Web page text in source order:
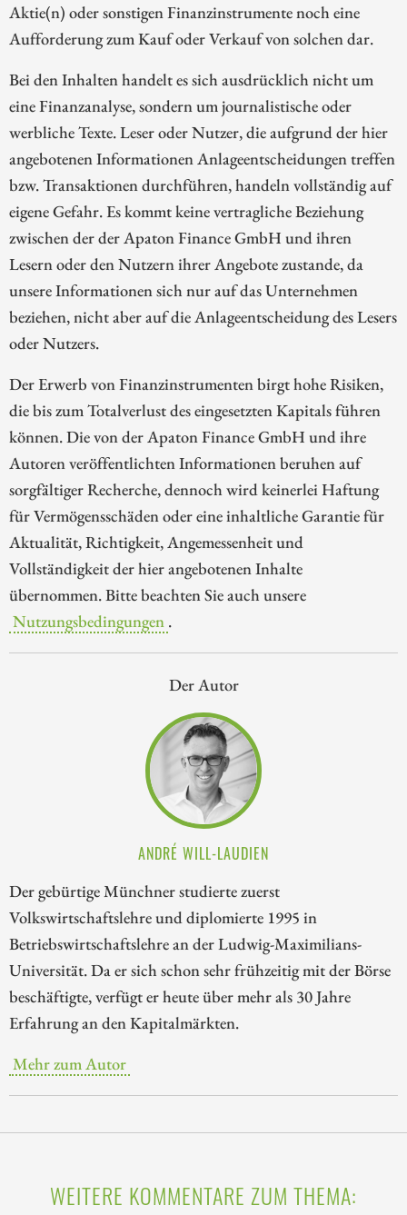
Aktie(n) oder sonstigen Finanzinstrumente noch eine
Aufforderung zum Kauf oder Verkauf von solchen dar.
Bei den Inhalten handelt es sich ausdrücklich nicht um
eine Finanzanalyse, sondern um journalistische oder
werbliche Texte. Leser oder Nutzer, die aufgrund der hier
angebotenen Informationen Anlageentscheidungen treffen
bzw. Transaktionen durchführen, handeln vollständig auf
eigene Gefahr. Es kommt keine vertragliche Beziehung
zwischen der der Apaton Finance GmbH und ihren
Lesern oder den Nutzern ihrer Angebote zustande, da
unsere Informationen sich nur auf das Unternehmen
beziehen, nicht aber auf die Anlageentscheidung des Lesers
oder Nutzers.
Der Erwerb von Finanzinstrumenten birgt hohe Risiken,
die bis zum Totalverlust des eingesetzten Kapitals führen
können. Die von der Apaton Finance GmbH und ihre
Autoren veröffentlichten Informationen beruhen auf
sorgfältiger Recherche, dennoch wird keinerlei Haftung
für Vermögensschäden oder eine inhaltliche Garantie für
Aktualität, Richtigkeit, Angemessenheit und
Vollständigkeit der hier angebotenen Inhalte
übernommen. Bitte beachten Sie auch unsere
Nutzungsbedingungen .
Der Autor
ANDRÉ WILL-LAUDIEN
Der gebürtige Münchner studierte zuerst
Volkswirtschaftslehre und diplomierte 1995 in
Betriebswirtschaftslehre an der Ludwig-Maximilians-
Universität. Da er sich schon sehr frühzeitig mit der Börse
beschäftigte, verfügt er heute über mehr als 30 Jahre
Erfahrung an den Kapitalmärkten.
Mehr zum Autor
WEITERE KOMMENTARE ZUM THEMA: